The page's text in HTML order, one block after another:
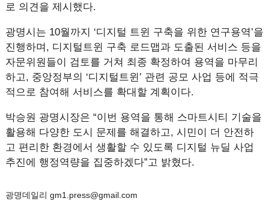
로 의견을 제시했다.
광명시는 10월까지 ‘디지털 트윈 구축을 위한 연구용역’을
진행하며, 디지털트윈 구축 로드맵과 도출된 서비스 등을
자문위원들이 검토를 거쳐 최종 확정하여 용역을 마무리
하고, 중앙정부의 ‘디지털트윈’ 관련 공모 사업 등에 적극
적으로 참여해 서비스를 확대할 계획이다.
박승원 광명시장은 “이번 용역을 통해 스마트시티 기술을
활용해 다양한 도시 문제를 해결하고, 시민이 더 안전하
고 편리한 환경에서 생활할 수 있도록 디지털 뉴딜 사업
추진에 행정역량을 집중하겠다”고 밝혔다.
광명데일리 gm1.press@gmail.com